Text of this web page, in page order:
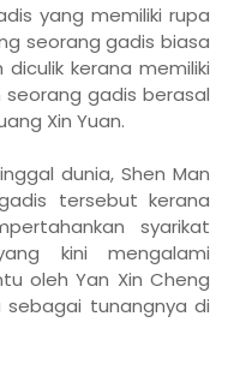
yang memiliki rupa
seorang gadis biasa
kerana memiliki
gadis berasal
Xin Yuan.
dunia, Shen Man
tersebut kerana
syarikat
kini mengalami
oleh Yan Xin Cheng
sebagai tunangnya di